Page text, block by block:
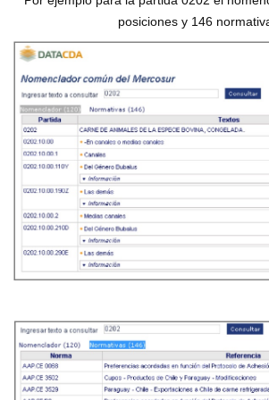
posiciones y 146